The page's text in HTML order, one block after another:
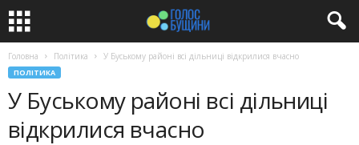
Головна Політика У Буському районі всі дільниці відкрилися вчасно
ПОЛІТИКА
У Буському районі всі дільниці
відкрилися вчасно